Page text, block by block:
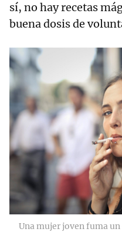
sí, no hay recetas
buena dosis de
Una mujer joven fuma